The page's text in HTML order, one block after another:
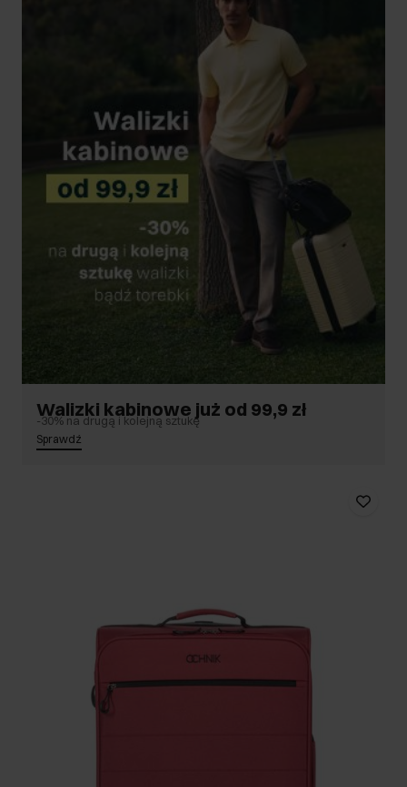
Walizki kabinowe już od 99,9 zł
-30% na drugą i kolejną sztukę
Sprawdź